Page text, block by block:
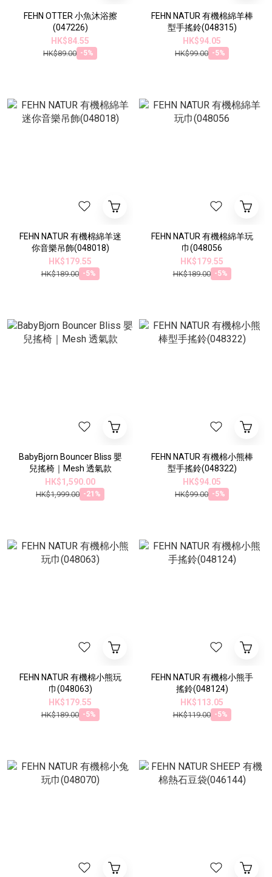
FEHN OTTER 小魚沐浴擦
(047226)
HK$84.55
HK$89.00 -5%
FEHN NATUR 有機棉綿羊棒
型手搖鈴(048315)
HK$94.05
HK$99.00 -5%
FEHN NATUR 有機棉綿羊迷
你音樂吊飾(048018)
HK$179.55
HK$189.00 -5%
FEHN NATUR 有機棉綿羊玩
巾(048056
HK$179.55
HK$189.00 -5%
BabyBjorn Bouncer Bliss 嬰
兒搖椅｜Mesh 透氣款
HK$1,590.00
HK$1,999.00 -21%
FEHN NATUR 有機棉小熊棒
型手搖鈴(048322)
HK$94.05
HK$99.00 -5%
FEHN NATUR 有機棉小熊玩
巾(048063)
HK$179.55
HK$189.00 -5%
FEHN NATUR 有機棉小熊手
搖鈴(048124)
HK$113.05
HK$119.00 -5%